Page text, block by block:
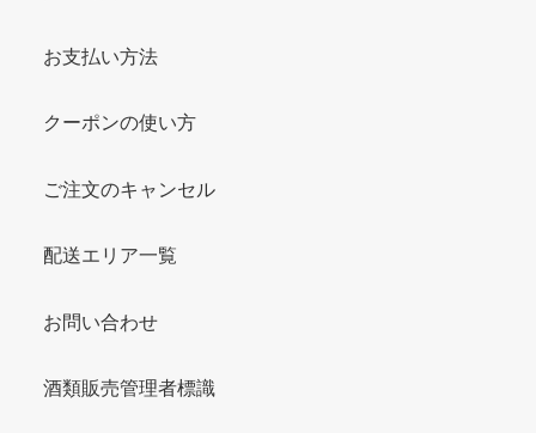
お支払い方法
クーポンの使い方
ご注文のキャンセル
配送エリア一覧
お問い合わせ
酒類販売管理者標識